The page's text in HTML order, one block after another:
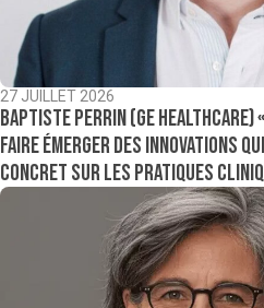
27 JUILLET 2026
Baptiste Perrin (GE Healthcare)
faire émerger des innovations
concret sur les pratiques